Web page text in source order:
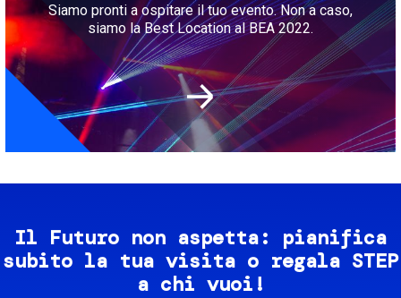
Siamo pronti a ospitare il tuo evento. Non a caso,
siamo la Best Location al BEA 2022.
Il Futuro non aspetta: pianifica
subito la tua visita o regala STEP
a chi vuoi!